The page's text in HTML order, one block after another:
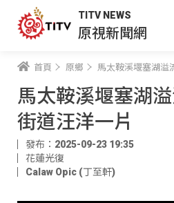
TITV NEWS
原視新聞網
首頁 原鄉 馬太鞍溪堰塞湖溢
馬太鞍溪堰塞湖
街道汪洋一片
發布：2025-09-23 19:35
花蓮光復
Calaw Opic (丁至軒)